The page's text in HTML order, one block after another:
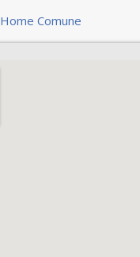
Home Comune